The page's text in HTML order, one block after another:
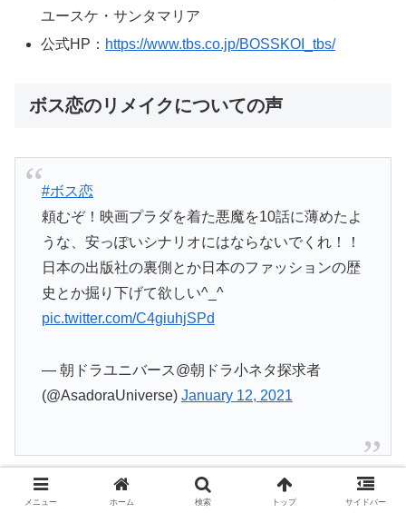
ユースケ・サンタマリア
公式HP： https://www.tbs.co.jp/BOSSKOI_tbs/
ボス恋のリメイクについての声
#ボス恋
頼むぞ！映画プラダを着た悪魔を10話に薄めたよ
うな、安っぽいシナリオにはならないでくれ！！
日本の出版社の裏側とか日本のファッションの歴
史とか掘り下げて欲しい^_^
pic.twitter.com/C4giuhjSPd
— 朝ドラユニバース@朝ドラ小ネタ探求者
(@AsadoraUniverse) January 12, 2021
ボス恋リメイクについての声をまとめていきました！
メニュー ホーム 検索 トップ サイドバー